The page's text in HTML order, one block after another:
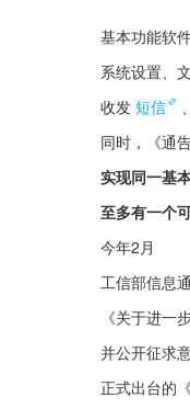
基本功能软
系统设置、
收发 短信
同时，《通
实现同一基
至多有一个
今年2月
工信部信息
《关于进一
并公开征求
正式出台的